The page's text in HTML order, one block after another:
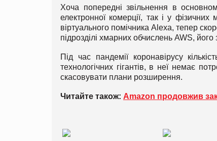
Хоча попередні звільнення в
електронної комерції, так і у фізичних
віртуального помічника Alexa, тепер
підрозділі хмарних обчислень AWS,
Під час пандемії коронавірусу
технологічних гігантів, в неї немає
скасовувати плани розширення.
Читайте також: Amazon продовжив